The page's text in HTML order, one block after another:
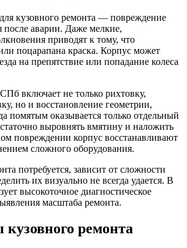
кузовного ремонта — повреждение
после аварии. Даже мелкие,
приводят к тому, что
поцарапана краска. Корпус может
на препятствие или попадание колеса
включает не только рихтовку,
но и восстановление геометрии,
помятым оказывается только отдельный
выровнять вмятину и наложить
повреждении корпус восстанавливают
сложного оборудования.
потребуется, зависит от сложности
их визуально не всегда удается. В
высокоточное диагностическое
масштаба ремонта.
ремонта